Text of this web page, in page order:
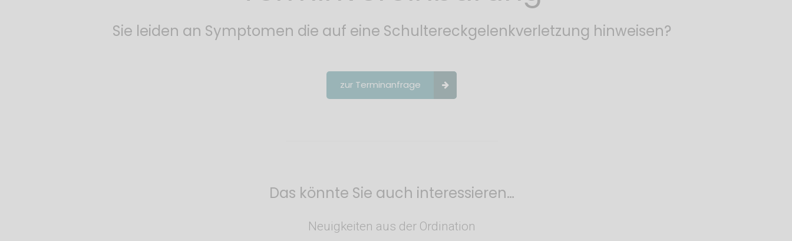
Sie leiden an Symptomen die auf eine Schultereckgelenkverletzung hinweisen?
zur Terminanfrage
Das könnte Sie auch interessieren…
Neuigkeiten aus der Ordination